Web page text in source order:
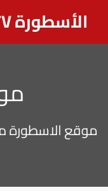
الأسطورة TV
موقع الاسطورة